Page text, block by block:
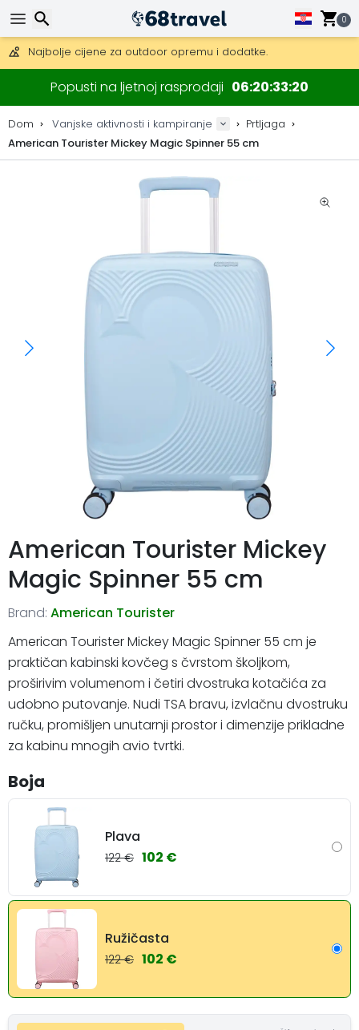
0
Mogućnost slanja DHL Expressom (dostava unutar 24 sata)
30 dana za povrat, 90 dana za drvene karte i dekoracije.
Najbolje cijene za outdoor opremu i dodatke.
Popusti na ljetnoj rasprodaji 06 20 33 20
Dom Vanjske aktivnosti i kampiranje
Prtljaga
American Tourister Mickey Magic Spinner 55 cm
American Tourister Mickey
Magic Spinner 55 cm
Brand: American Tourister
American Tourister Mickey Magic Spinner 55 cm je
praktičan kabinski kovčeg s čvrstom školjkom,
proširivim volumenom i četiri dvostruka kotačića za
udobno putovanje. Nudi TSA bravu, izvlačnu dvostruku
ručku, promišljen unutarnji prostor i dimenzije prikladne
za kabinu mnogih avio tvrtki.
Boja
Plava
122 € 102 €
Ružičasta
122 € 102 €
Traži
Traži